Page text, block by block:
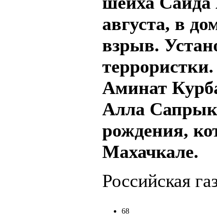
августа, в
взрыв.
Аминат
Алла
рождения,
Махачкале.
Российская
68